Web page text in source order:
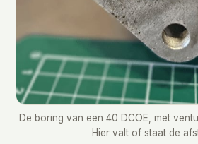
De boring van een 40 DCOE, met
Hier valt of staat de